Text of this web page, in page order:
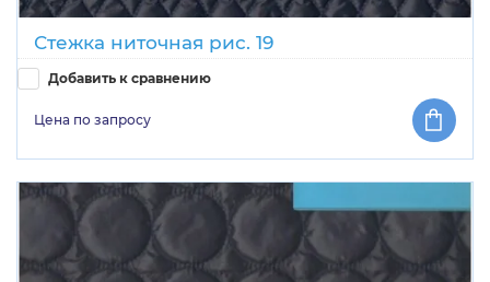
Стежка ниточная рис. 19
Добавить к сравнению
Цена по запросу